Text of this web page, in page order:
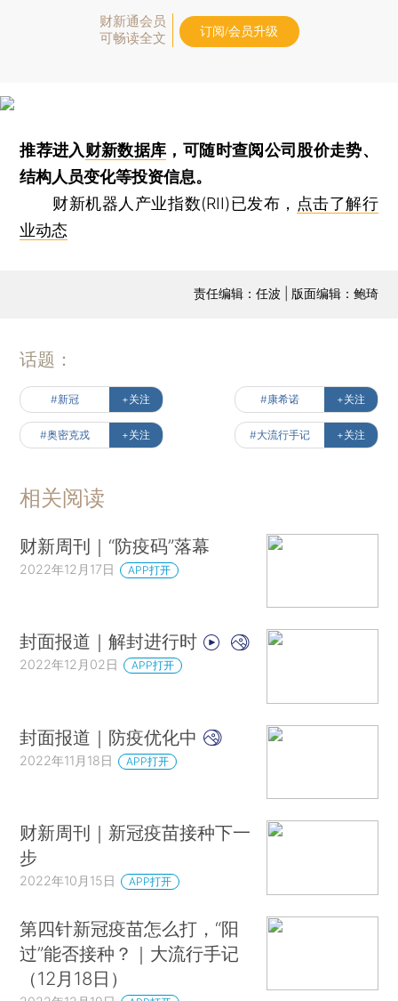
财新通会员
可畅读全文
订阅/会员升级
推荐进入财新数据库 ，可随时查阅公司股价走势、
结构人员变化等投资信息。
财新机器人产业指数(RII)已发布， 点击了解行
业动态
责任编辑：任波 | 版面编辑：鲍琦
话题：
#新冠 +关注 #康希诺 +关注
#奥密克戎 +关注 #大流行手记 +关注
相关阅读
财新周刊｜“防疫码”落幕
2022年12月17日 APP打开
封面报道｜解封进行时
2022年12月02日 APP打开
封面报道｜防疫优化中
2022年11月18日 APP打开
财新周刊｜新冠疫苗接种下一
步
2022年10月15日 APP打开
第四针新冠疫苗怎么打，“阳
过”能否接种？｜大流行手记
（12月18日）